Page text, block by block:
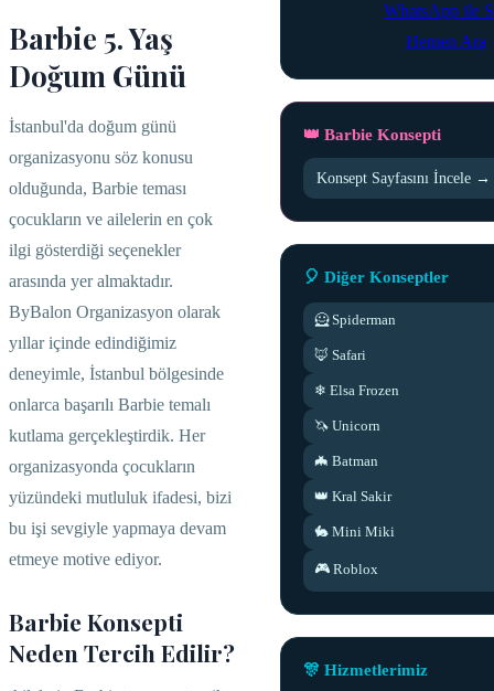
Barbie 5. Yaş
Doğum Günü
İstanbul'da doğum günü
organizasyonu söz konusu
olduğunda, Barbie teması
çocukların ve ailelerin en çok
ilgi gösterdiği seçenekler
arasında yer almaktadır.
ByBalon Organizasyon olarak
yıllar içinde edindiğimiz
deneyimle, İstanbul bölgesinde
onlarca başarılı Barbie temalı
kutlama gerçekleştirdik. Her
organizasyonda çocukların
yüzündeki mutluluk ifadesi, bizi
bu işi sevgiyle yapmaya devam
etmeye motive ediyor.
Barbie Konsepti
Neden Tercih Edilir?
WhatsApp ile
Hemen Ara
👑 Barbie Konsepti
Konsept Sayfasını İncele →
🎈 Diğer Konseptler
🦸 Spiderman
🦊 Safari
❄ Elsa Frozen
🦄 Unicorn
🦇 Batman
👑 Kral Sakir
🐇 Mini Miki
🎮 Roblox
🎊 Hizmetlerimiz